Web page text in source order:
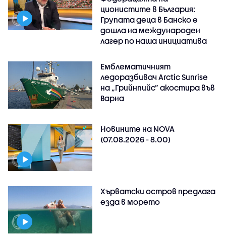
ционистите в България:
Групата деца в Банско е
дошла на международен
лагер по наша инициатива
Емблематичният
ледоразбивач Arctic Sunrise
на „Грийнпийс” акостира във
Варна
Новините на NOVA
(07.08.2026 - 8.00)
Хърватски остров предлага
езда в морето